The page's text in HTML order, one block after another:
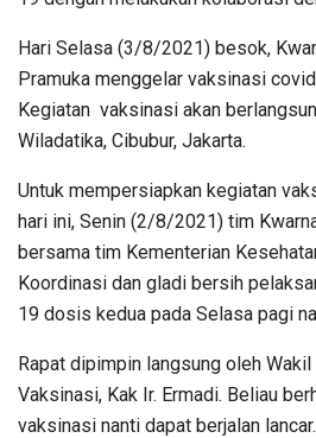
Hari Selasa (3/8/2021) besok,
Pramuka menggelar vaksinasi
Kegiatan vaksinasi akan
Wiladatika, Cibubur, Jakarta.
Untuk mempersiapkan kegiatan
hari ini, Senin (2/8/2021) tim
bersama tim Kementerian
Koordinasi dan gladi bersih
19 dosis kedua pada Selasa pagi
Rapat dipimpin langsung oleh
Vaksinasi, Kak Ir. Ermadi. Beliau
vaksinasi nanti dapat berjalan